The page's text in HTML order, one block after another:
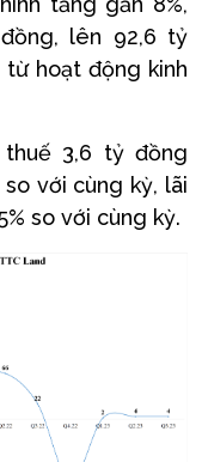
lên 92,6 tỷ
hoạt động kinh
3,6 tỷ đồng
với cùng kỳ, lãi
so với cùng kỳ.